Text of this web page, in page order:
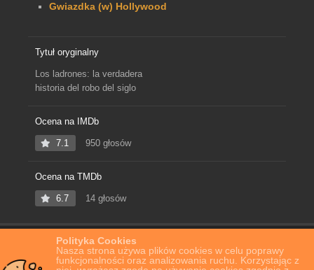
Polityka Cookies
Nasza strona używa plików cookies w celu poprawy
funkcjonalności oraz analizowania ruchu. Korzystając z
Gwiazdka (w) Hollywood
Tytuł oryginalny
Los ladrones: la verdadera
historia del robo del siglo
Ocena na IMDb
7.1 950 głosów
Ocena na TMDb
6.7 14 głosów
Film Online Argentyński skok stulecia